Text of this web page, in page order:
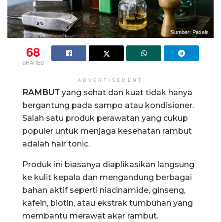
Sumber: Pexels
68
SHARES
ADVERTISEMENT
RAMBUT yang sehat dan kuat tidak hanya
bergantung pada sampo atau kondisioner.
Salah satu produk perawatan yang cukup
populer untuk menjaga kesehatan rambut
adalah hair tonic.
Produk ini biasanya diaplikasikan langsung
ke kulit kepala dan mengandung berbagai
bahan aktif seperti niacinamide, ginseng,
kafein, biotin, atau ekstrak tumbuhan yang
membantu merawat akar rambut.